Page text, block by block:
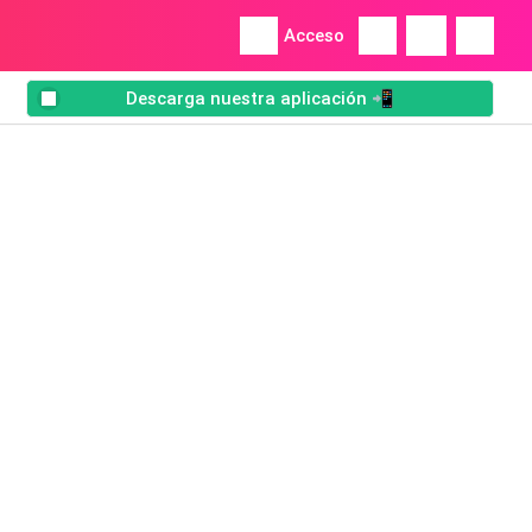
Acceso
Descarga nuestra aplicación 📲